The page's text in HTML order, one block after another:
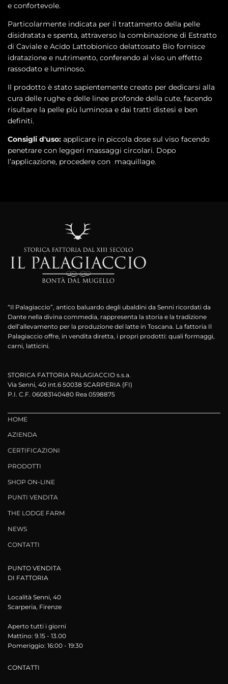
e confortevole.
Particolarmente indicata per il trattamento della pelle
disidratata e spenta, attraverso la combinazione di Estratto
di Caviale e Acido Lattobionico delattosato Bio fornisce
idratazione e nutrimento, conferendo al viso un effetto
rassodato e luminoso.
Il prodotto è stato sapientemente creato per dedicarsi alla
cura delle rughe e delle linee profonde della cute, facendo
risultare la pelle più luminosa e dai tratti distesi e ben
definiti.
Consigli d'uso: applicare in piccola dose sul viso facendo
penetrare con leggeri massaggi circolari. Dopo
l’applicazione, procedere con maquillage.
“Il Palagiaccio”, antico baluardo degli ubaldini da Senni ricordati da
Dante nella divina commedia, rappresenta la storia e la tradizione
dell’allevamento per la produzione del latte in Toscana. La fattoria Il
Palagiaccio offre, in vendita diretta, i propri prodotti: quali formaggi,
carni, latticini.
STORICA FATTORIA PALAGIACCIO s.s.a.
Via Senni, 40 int.6 50038 SCARPERIA (FI)
P.I. C.F. 06083140480 Rea 0598875
HOME
AZIENDA
CERTIFICAZIONI
PRODOTTI
SHOP ON-LINE
PUNTI VENDITA
THE LODGE FARM
NEWS
CONTATTI
PUNTO VENDITA
DI FATTORIA
Località Senni, 40
Scarperia, Firenze
Aperto tutti i giorni
Mattino: 9.15 - 13.00
Pomeriggio: 16:00 - 19:30
CONTATTI